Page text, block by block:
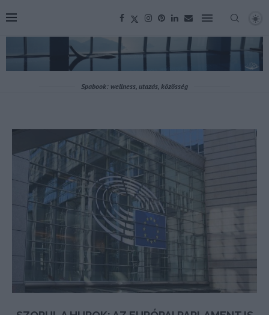
Spabook: wellness, utazás, közösség